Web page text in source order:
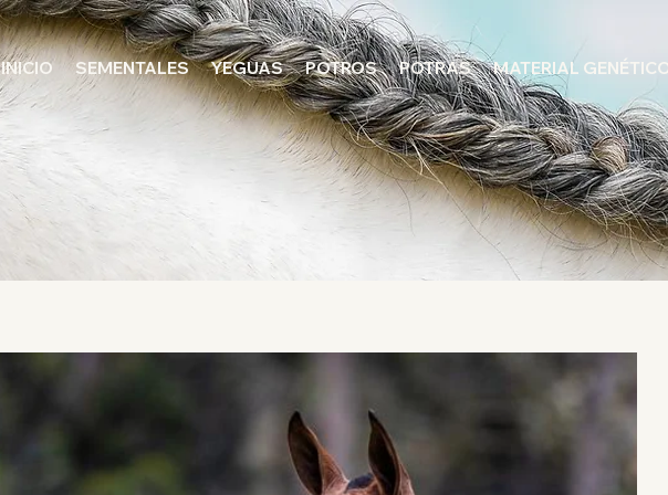
INICIO SEMENTALES YEGUAS POTROS POTRAS MATERIAL